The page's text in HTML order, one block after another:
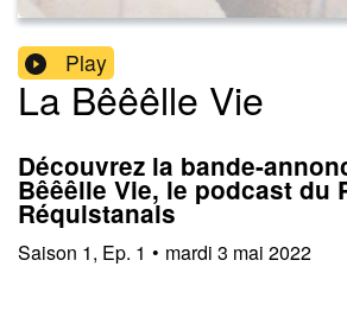
Play
La Bêêêlle Vie
Découvrez la bande-
Bêêêlle Vie, le podcast du
Réquistanais
Saison 1, Ep. 1 • mardi 3 mai 2022